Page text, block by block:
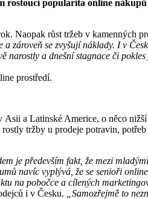
popularita online
Naopak růst tržeb v kamenných
zároveň se zvyšují náklady. I v
a dnešní stagnace či
prostředí.
a Latinské Americe, o něco
tržby u prodeje potravin,
je především fakt, že mezi
navíc vyplývá, že se senioři
na pobočce a cílených
i v Česku.
„Samozřejmě to